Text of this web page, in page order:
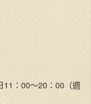
11：00～20：00（週